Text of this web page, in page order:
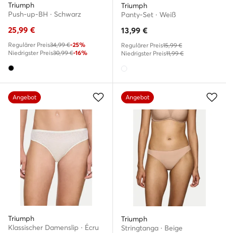
Triumph
Push-up-BH · Schwarz
25,99 €
Regulärer Preis34,99 €-25%
Niedrigster Preis30,99 €-16%
Triumph
Panty-Set · Weiß
13,99 €
Regulärer Preis15,99 €
Niedrigster Preis11,99 €
Angebot
Triumph
Klassischer Damenslip · Écru
Angebot
Triumph
Stringtanga · Beige